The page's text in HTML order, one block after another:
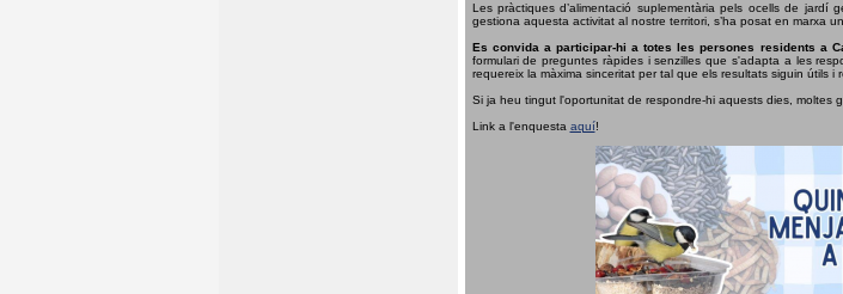
Les pràctiques d’alimentació suplementària pels ocells de
gestiona aquesta activitat al nostre territori, s’ha posat en marxa
Es convida a participar-hi a totes les persones residents a
formulari de preguntes ràpides i senzilles que s'adapta a les
requereix la màxima sinceritat per tal que els resultats siguin útils
Si ja heu tingut l'oportunitat de respondre-hi aquests dies, moltes
Link a l'enquesta aquí!